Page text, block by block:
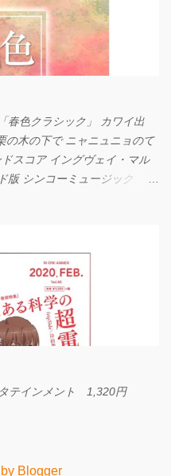
春色クラシック」 カワイ出
木の下で ニャニュニョのて
スコア イングヴェイ・マル
版 シンコーミュージック
テインメント 1,320円
Blogger